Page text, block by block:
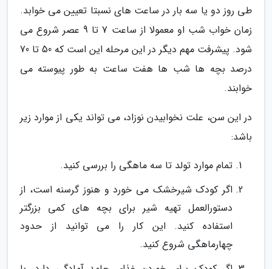
طی روز دو یا سه بار در ساعت های نسبتا تعیین می خوابد.
زمان خواب شب او معمولا از ساعت 7 تا 9 عصر شروع می
شود. پیشرفت مهم دیگر در این مرحله این است که 50 تا 70
درصد بچه ها شب ها هفت ساعت به طور پیوسته می
خوابند.
در این سن، علت نخوابیدن نوزاد، می تواند یکی از موارد زیر
باشد:
تمام موارد تولد تا سه ماهگی را بررسی کنید.
اگر کودک شیرخشک می خورد و هنوز گرسنه است، از
دستورالعمل تهیه شیر برای بچه های کمی بزرگتر
استفاده کنید. این کار را می توانید از حدود
چهارماهگی شروع کنید.